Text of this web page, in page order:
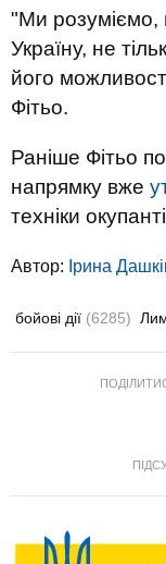
"Ми розуміємо,
Україну, не
його
Фітьо.
Раніше Фітьо
напрямку вже
техніки
Автор: Ірина
бойові дії (6285)